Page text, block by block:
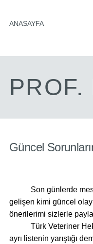
ANASAYFA
Güncel
Son günlerde
gelişen kimi güncel
önerilerimi sizlerle
Türk Veteriner
ayrı listenin yarıştığı